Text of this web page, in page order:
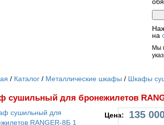
на
Мы
Каталог Металлические шкафы Шкафы
сушильный для бронежилетов
Цена: 135